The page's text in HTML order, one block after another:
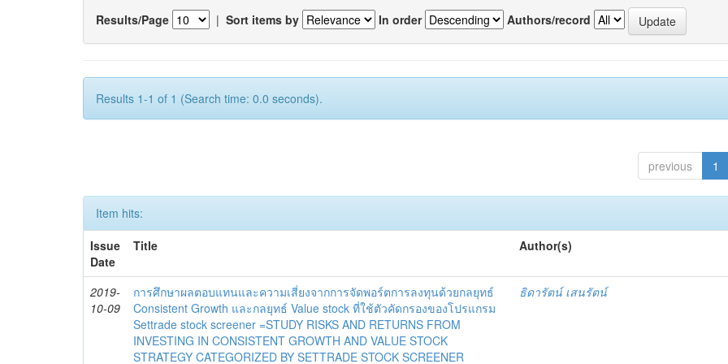
Results/Page | Sort items by In order Authors/record
Results 1-1 of 1 (Search time: 0.0 seconds).
previous 1
Item hits:
Issue
Date
Title Author(s)
2019-
10-09
การศึกษาผลตอบแทนและความเสี่ยงจากการจัดพอร์ตการลงทุนด้วยกลยุทธ์
Consistent Growth และกลยุทธ์ Value stock ที่ใช้ตัวคัดกรองของโปรแกรม
Settrade stock screener =STUDY RISKS AND RETURNS FROM
INVESTING IN CONSISTENT GROWTH AND VALUE STOCK
STRATEGY CATEGORIZED BY SETTRADE STOCK SCREENER
ธิดารัตน์ เสนรัตน์